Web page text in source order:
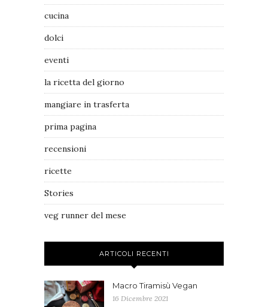
cucina
dolci
eventi
la ricetta del giorno
mangiare in trasferta
prima pagina
recensioni
ricette
Stories
veg runner del mese
ARTICOLI RECENTI
Macro Tiramisù Vegan
16 Dicembre 2021